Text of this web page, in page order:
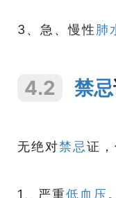
3、急、慢性 肺
4.2 禁忌
无绝对禁忌证
1、严重低血压 。